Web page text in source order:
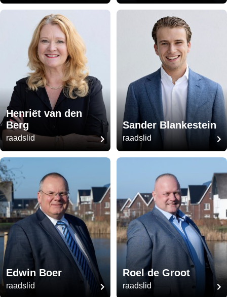
Henriët van den
Berg
raadslid
Sander Blankestein
raadslid
Edwin Boer
raadslid
Roel de Groot
raadslid